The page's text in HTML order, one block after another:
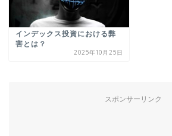
インデックス投資における弊
害とは？
2025年10月25日
スポンサーリンク